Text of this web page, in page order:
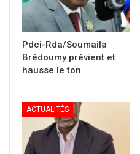
Pdci-Rda/Soumaila
Brédoumy prévient et
hausse le ton
ACTUALITÉS